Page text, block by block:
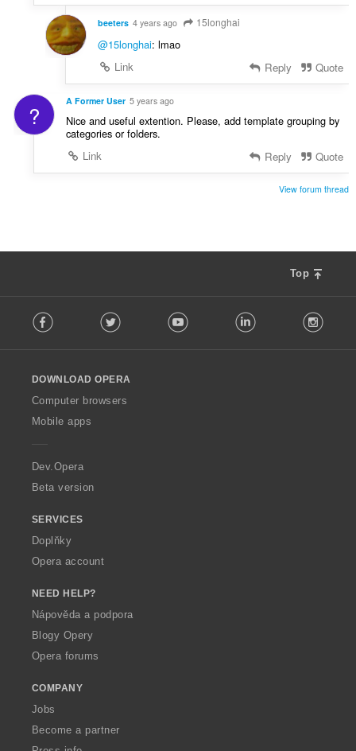
beeters 4 years ago 15longhai
@15longhai: lmao
Link
Reply Quote
? A Former User 5 years ago
Nice and useful extention. Please, add template grouping by
categories or folders.
Link
Reply Quote
View forum thread
Top
o
w
O
p
a
Facebook Twitter Youtube LinkedIn
DOWNLOAD OPERA
Computer browsers
Mobile apps
Dev.Opera
Beta version
SERVICES
Doplňky
Opera account
NEED HELP?
Nápověda a podpora
Blogy Opery
Opera forums
COMPANY
Jobs
Become a partner